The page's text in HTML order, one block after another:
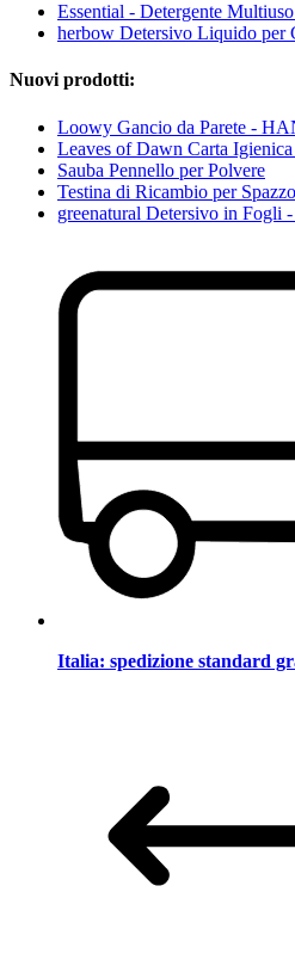
Essential - Detergente
herbow Detersivo Liquido per
Nuovi prodotti:
Loowy Gancio da Parete -
Leaves of Dawn Carta
Sauba Pennello per Polvere
Testina di Ricambio per
greenatural Detersivo in Fogli
Italia: spedizione standard